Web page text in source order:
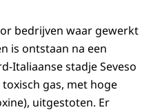
bedrijven waar gewerkt
is ontstaan na een
Italiaanse stadje Seveso
gas, met hoge
uitgestoten. Er